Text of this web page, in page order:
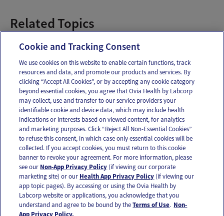
Related Topics
Alergias del bebé
Email Text
OUR APPS
FOLLOW US
Cookie and Tracking Consent
We use cookies on this website to enable certain functions, track
resources and data, and promote our products and services. By
clicking “Accept All Cookies”, or by accepting any cookie category
beyond essential cookies, you agree that Ovia Health by Labcorp
may collect, use and transfer to our service providers your
identifiable cookie and device data, which may include health
indications or interests based on viewed content, for analytics
and marketing purposes. Click “Reject All Non-Essential Cookies”
to refuse this consent, in which case only essential cookies will be
collected. If you accept cookies, you must return to this cookie
banner to revoke your agreement. For more information, please
see our Non-App Privacy Policy (if viewing our corporate
marketing site) or our Health App Privacy Policy (if viewing our
app topic pages). By accessing or using the Ovia Health by
Labcorp website or applications, you acknowledge that you
understand and agree to be bound by theTerms of Use. Non-
App Privacy Policy.